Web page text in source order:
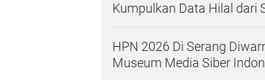
Kumpulkan Data Hilal dari
HPN 2026 Di Serang
Museum Media Siber